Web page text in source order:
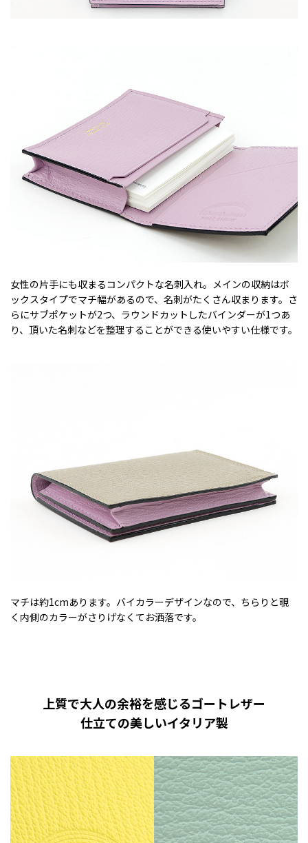
女性の片手にも収まるコンパクトな名刺入れ。メインの収納はボ
ックスタイプでマチ幅があるので、名刺がたくさん収まります。さ
らにサブポケットが2つ、ラウンドカットしたバインダーが1つあ
り、頂いた名刺などを整理することができる使いやすい仕様です。
マチは約1cmあります。バイカラーデザインなので、ちらりと覗
く内側のカラーがさりげなくてお洒落です。
上質で大人の余裕を感じるゴートレザー
仕立ての美しいイタリア製